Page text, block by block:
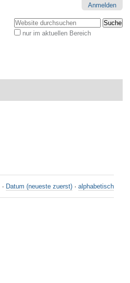
Anmelden
Website durchsuchen
nur im aktuellen Bereich
· Datum (neueste zuerst) · alphabetisch